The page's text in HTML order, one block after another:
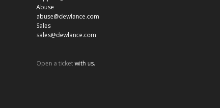
Abuse
abuse@dewlance.com
Sales
sales@dewlance.com
Open a ticketwith us.